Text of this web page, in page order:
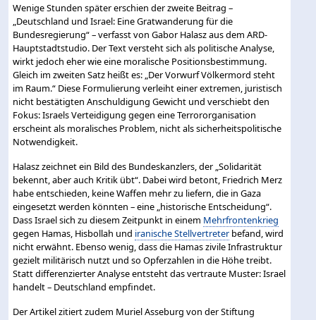
Wenige Stunden später erschien der zweite Beitrag –
„Deutschland und Israel: Eine Gratwanderung für die
Bundesregierung“ – verfasst von Gabor Halasz aus dem ARD-
Hauptstadtstudio. Der Text versteht sich als politische Analyse,
wirkt jedoch eher wie eine moralische Positionsbestimmung.
Gleich im zweiten Satz heißt es: „Der Vorwurf Völkermord steht
im Raum.“ Diese Formulierung verleiht einer extremen, juristisch
nicht bestätigten Anschuldigung Gewicht und verschiebt den
Fokus: Israels Verteidigung gegen eine Terrororganisation
erscheint als moralisches Problem, nicht als sicherheitspolitische
Notwendigkeit.
Halasz zeichnet ein Bild des Bundeskanzlers, der „Solidarität
bekennt, aber auch Kritik übt“. Dabei wird betont, Friedrich Merz
habe entschieden, keine Waffen mehr zu liefern, die in Gaza
eingesetzt werden könnten – eine „historische Entscheidung“.
Dass Israel sich zu diesem Zeitpunkt in einem Mehrfrontenkrieg
gegen Hamas, Hisbollah und iranische Stellvertreter befand, wird
nicht erwähnt. Ebenso wenig, dass die Hamas zivile Infrastruktur
gezielt militärisch nutzt und so Opferzahlen in die Höhe treibt.
Statt differenzierter Analyse entsteht das vertraute Muster: Israel
handelt – Deutschland empfindet.
Der Artikel zitiert zudem Muriel Asseburg von der Stiftung